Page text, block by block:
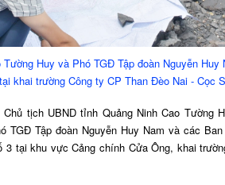
Huy và Phó TGĐ Tập đoàn Nguyễn
khai trường Công ty CP Than Đèo Nai - Cọc
tịch UBND tỉnh Quảng Ninh Cao Tường
TGĐ Tập đoàn Nguyễn Huy Nam và các
3 tại khu vực Cảng chính Cửa Ông, khai